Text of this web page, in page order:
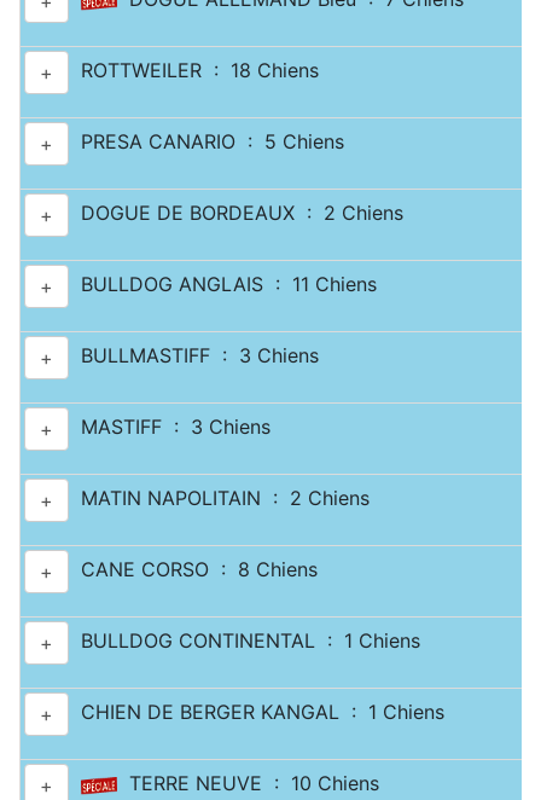
+ ROTTWEILER : 18 Chiens
+ PRESA CANARIO : 5 Chiens
+ DOGUE DE BORDEAUX : 2 Chiens
+ BULLDOG ANGLAIS : 11 Chiens
+ BULLMASTIFF : 3 Chiens
+ MASTIFF : 3 Chiens
+ MATIN NAPOLITAIN : 2 Chiens
+ CANE CORSO : 8 Chiens
+ BULLDOG CONTINENTAL : 1 Chiens
+ CHIEN DE BERGER KANGAL : 1 Chiens
+ TERRE NEUVE : 10 Chiens